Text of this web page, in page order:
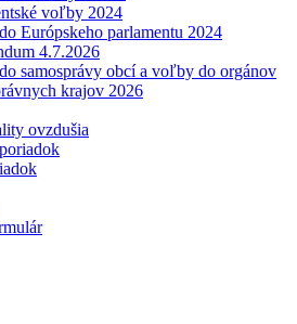
voľby 2024
Európskeho parlamentu 2024
4.7.2026
samosprávy obcí a voľby do orgánov
krajov 2026
ovzdušia